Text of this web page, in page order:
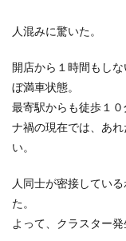
人混みに驚いた。
開店から１時間もし
ぼ満車状態。
最寄駅からも徒歩１
ナ禍の現在では、あ
い。
人同士が密接してい
た。
よって、クラスター